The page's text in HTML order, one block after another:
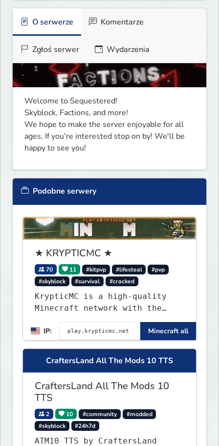
O serwerze Komentarze
Zgłoś serwer Wydarzenia
Welcome to Sequestered!
Skyblock, Factions, and more!
We hope to make the server enjoyable for all
ages, If you're interested stop on by! We'll be
happy to see you!
Podobne serwery
★ KRYPTICMC ★
70 11 #kitpvp #lifesteal
#pvp
#skyblock
#survival #cracked
KrypticMC is a high-quality
Minecraft network with the
play. Minigames, KitPvP,
Lifesteal, Prison, Practice,
more!
IP: Minecraft all
CraftersLand All The Mods 10 TTS
CraftersLand All The Mods 10
TTS
2 10 #community
#modded
#skyblock
#24h7d
ATM10 TTS by CraftersLand